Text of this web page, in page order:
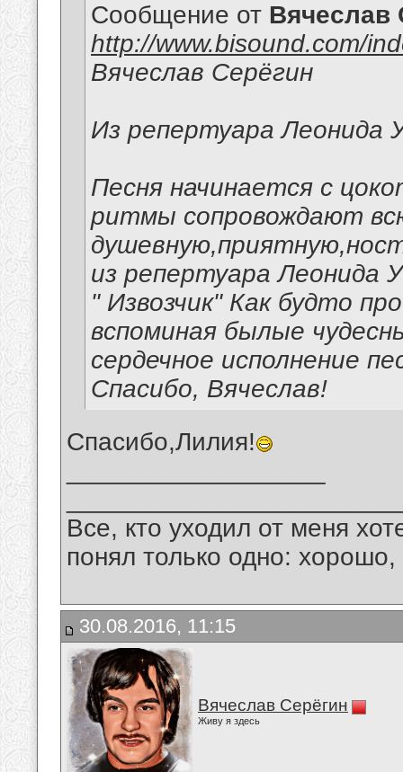
Сообщение от Вячеслав
http://www.bisound.com/
Вячеслав Серёгин
Из репертуара Леонида
Песня начинается с
ритмы сопровождают
из репертуара Леонида
" Извозчик" Как будто
вспоминая былые
сердечное исполнение
Спасибо, Вячеслав!
Спасибо,Лилия!
Все, кто уходил от меня
понял только одно:
30.08.2016, 11:15
Вячеслав Серёгин
Живу я здесь